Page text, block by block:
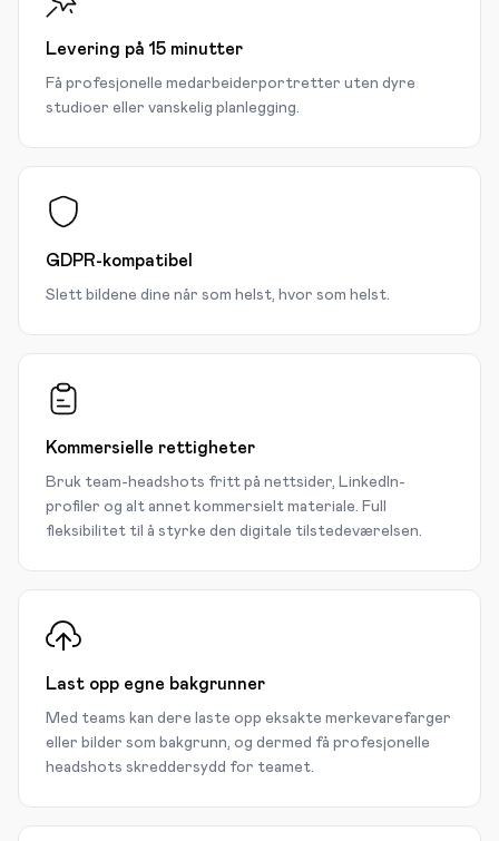
Levering på 15 minutter
Få profesjonelle medarbeiderportretter uten dyre
studioer eller vanskelig planlegging.
GDPR-kompatibel
Slett bildene dine når som helst, hvor som helst.
Kommersielle rettigheter
Bruk team-headshots fritt på nettsider, LinkedIn-
profiler og alt annet kommersielt materiale. Full
fleksibilitet til å styrke den digitale tilstedeværelsen.
Last opp egne bakgrunner
Med teams kan dere laste opp eksakte merkevarefarger
eller bilder som bakgrunn, og dermed få profesjonelle
headshots skreddersydd for teamet.